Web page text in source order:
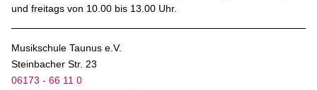
und freitags von 10.00 bis 13.00 Uhr.
Musikschule Taunus e.V.
Steinbacher Str. 23
06173 - 66 11 0